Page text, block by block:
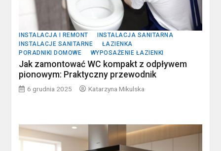
INSTALACJA I REMONT
INSTALACJA SANITARNA
INSTALACJE SANITARNE
ŁAZIENKA
PORADNIKI DOMOWE
WYPOSAŻENIE ŁAZIENKI
Jak zamontować WC kompakt z odpływem
pionowym: Praktyczny przewodnik
6 grudnia 2025 Katarzyna Mikulska